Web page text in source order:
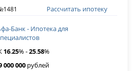
Рассчитать ипотеку
Банк - Ипотека для
16.25% -25.58%
000 000 рублей